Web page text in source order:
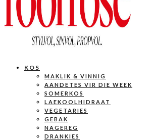
KOS
MAKLIK & VINNIG
AANDETES VIR DIE WEEK
SOMERKOS
LAEKOOLHIDRAAT
VEGETARIES
GEBAK
NAGEREG
DRANKIES